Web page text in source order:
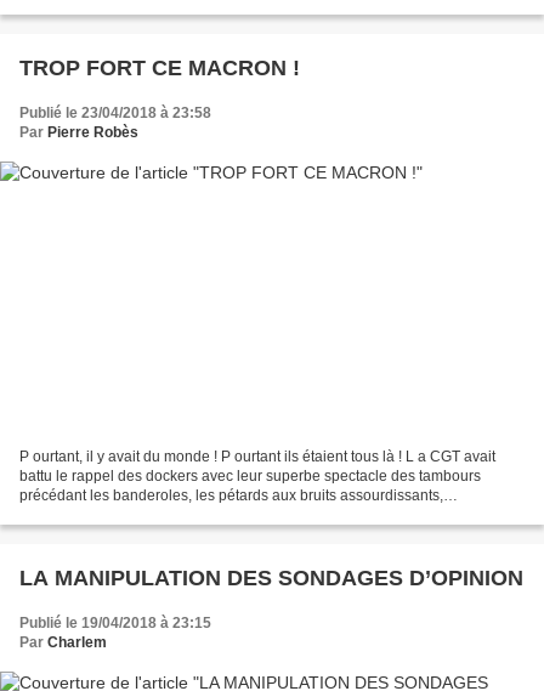
TROP FORT CE MACRON !
Publié le 23/04/2018 à 23:58
Par Pierre Robès
P ourtant, il y avait du monde ! P ourtant ils étaient tous là ! L a CGT avait
battu le rappel des dockers avec leur superbe spectacle des tambours
précédant les banderoles, les pétards aux bruits assourdissants,
LA MANIPULATION DES SONDAGES D’OPINION
Publié le 19/04/2018 à 23:15
Par Charlem